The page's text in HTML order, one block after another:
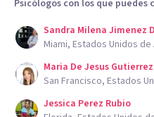
Psicólogos con los que puedes
Sandra Milena Jimenez
Miami, Estados Unidos de
Maria De Jesus
San Francisco, Estados
Jessica Perez Rubio